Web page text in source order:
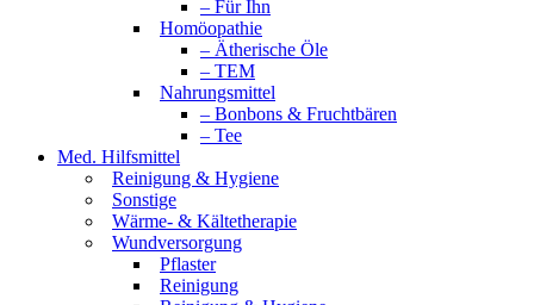
– Für Ihn
Homöopathie
– Ätherische Öle
– TEM
Nahrungsmittel
– Bonbons & Fruchtbären
– Tee
Med. Hilfsmittel
Reinigung & Hygiene
Sonstige
Wärme- & Kältetherapie
Wundversorgung
Pflaster
Reinigung